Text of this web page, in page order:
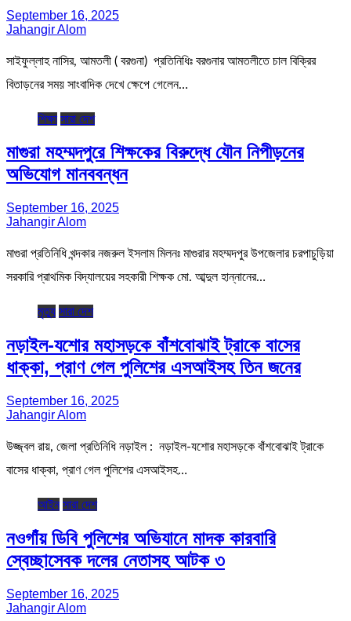
September 16, 2025
Jahangir Alom
সাইফুল্লাহ নাসির, আমতলী ( বরগুনা) প্রতিনিধিঃ বরগুনার আমতলীতে চাল বিক্রির
বিতাড়নের সময় সাংবাদিক দেখে ক্ষেপে গেলেন…
শিক্ষা সারা দেশ
মাগুরা মহম্মদপুরে শিক্ষকের বিরুদ্ধে যৌন নিপীড়নের
অভিযোগ মানববন্ধন
September 16, 2025
Jahangir Alom
মাগুরা প্রতিনিধি খন্দকার নজরুল ইসলাম মিলনঃ মাগুরার মহম্মদপুর উপজেলার চরপাচুড়িয়া
সরকারি প্রাথমিক বিদ্যালয়ের সহকারী শিক্ষক মো. আব্দুল হান্নানের…
মৃত্যু সারা দেশ
নড়াইল-যশোর মহাসড়কে বাঁশবোঝাই ট্রাকে বাসের
ধাক্কা, প্রাণ গেল পুলিশের এসআইসহ তিন জনের
September 16, 2025
Jahangir Alom
উজ্জ্বল রায়, জেলা প্রতিনিধি নড়াইল : নড়াইল-যশোর মহাসড়কে বাঁশবোঝাই ট্রাকে
বাসের ধাক্কা, প্রাণ গেল পুলিশের এসআইসহ…
আইন সারা দেশ
নওগাঁয় ডিবি পুলিশের অভিযানে মাদক কারবারি
স্বেচ্ছাসেবক দলের নেতাসহ আটক ৩
September 16, 2025
Jahangir Alom